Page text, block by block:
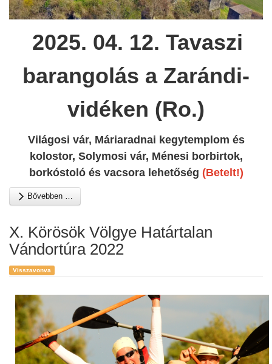
2025. 04. 12. Tavaszi
barangolás a Zarándi-
vidéken (Ro.)
Világosi vár, Máriaradnai kegytemplom és
kolostor, Solymosi vár, Ménesi borbirtok,
borkóstoló és vacsora lehetőség (Betelt!)
Bővebben …
X. Körösök Völgye Határtalan
Vándortúra 2022
Visszavonva